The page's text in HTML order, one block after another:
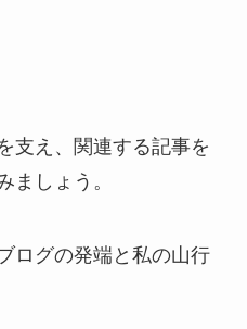
支え、関連する記事を
ましょう。
ログの発端と私の山行